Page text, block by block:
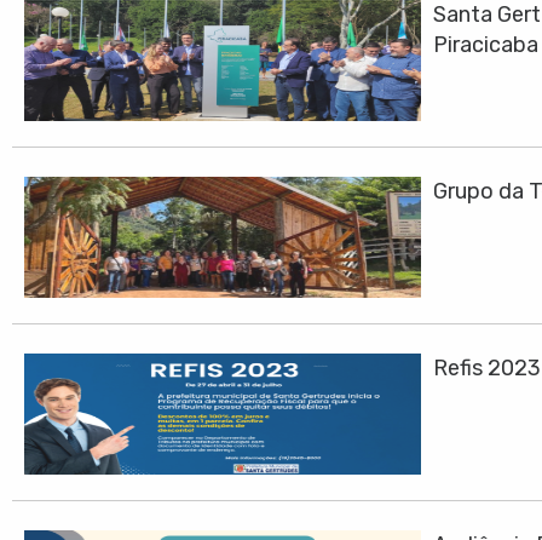
Santa
Piracicaba
Grupo da
Refis